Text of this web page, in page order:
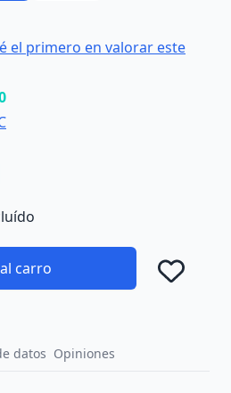
el primero en valorar este
carro
datos Opiniones